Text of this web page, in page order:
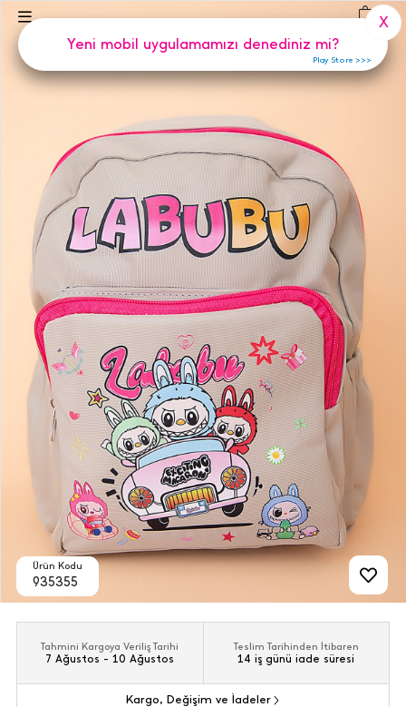
0 )
Ürün Kodu
935355
Tahmini Kargoya Veriliş Tarihi
7 Ağustos - 10 Ağustos
Teslim Tarihinden İtibaren
14 iş günü iade süresi
Kargo, Değişim ve İadeler
Yeni mobil uygulamamızı denediniz mi?
X
Play Store >>>